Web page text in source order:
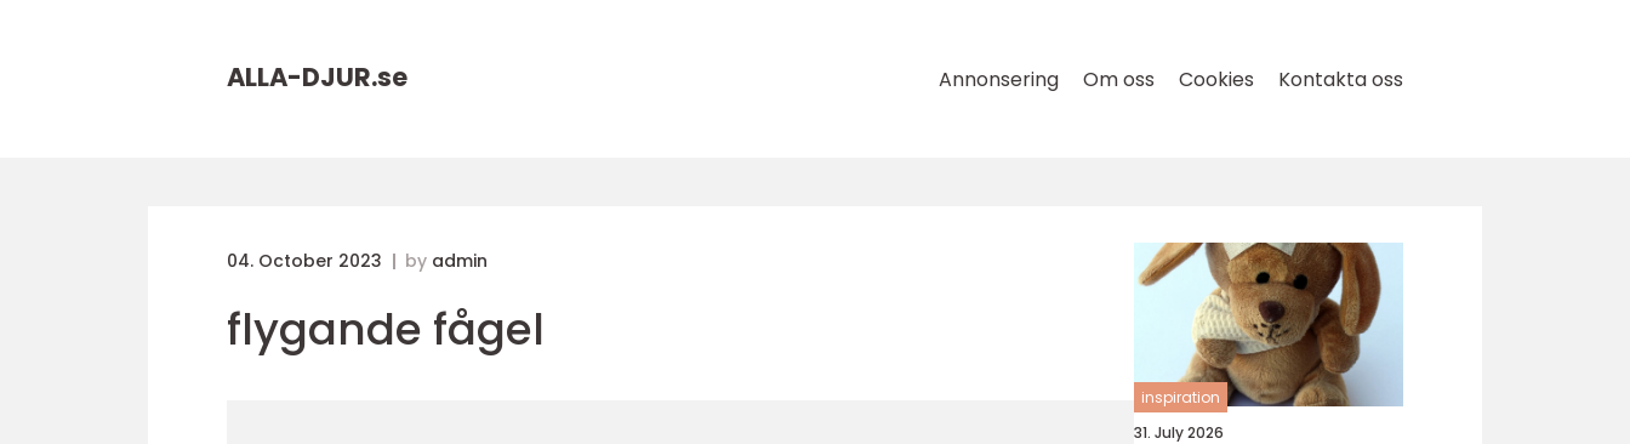
ALLA-DJUR.se Annonsering Om oss Cookies Kontakta oss
04. October 2023 by admin
flygande fågel
inspiration
31. July 2026